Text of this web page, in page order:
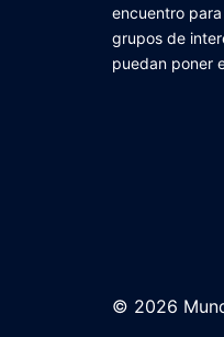
encuentro
grupos de
puedan poner
© 2026